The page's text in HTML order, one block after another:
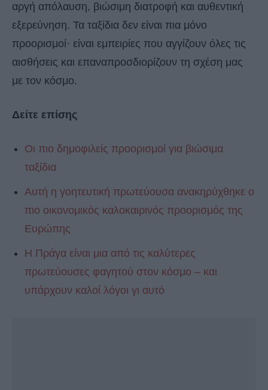
αργή απόλαυση, βιώσιμη διατροφή και αυθεντική
εξερεύνηση. Τα ταξίδια δεν είναι πια μόνο
προορισμοί· είναι εμπειρίες που αγγίζουν όλες τις
αισθήσεις και επαναπροσδιορίζουν τη σχέση μας
με τον κόσμο.
Δείτε επίσης
Οι πιο δημοφιλείς προορισμοί για βιώσιμα
ταξίδια
Αυτή η γοητευτική πρωτεύουσα ανακηρύχθηκε ο
πιο οικονομικός καλοκαιρινός προορισμός της
Ευρώπης
H Πράγα είναι μια από τις καλύτερες
πρωτεύουσες φαγητού στον κόσμο – και
υπάρχουν καλοί λόγοι γι αυτό